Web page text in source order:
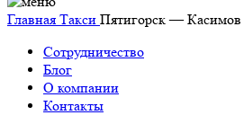
Главная Такси Пятигорск — Касимов
Сотрудничество
Блог
О компании
Контакты